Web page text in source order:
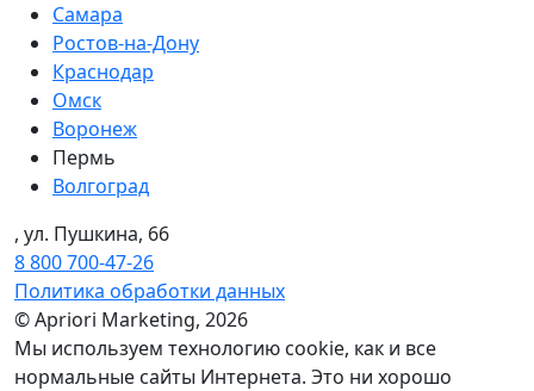
Самара
Ростов-на-Дону
Краснодар
Омск
Воронеж
Пермь
Волгоград
, ул. Пушкина, 66
8 800 700-47-26
Политика обработки данных
© Apriori Marketing, 2026
Мы используем технологию сookie, как и все
нормальные сайты Интернета. Это ни хорошо